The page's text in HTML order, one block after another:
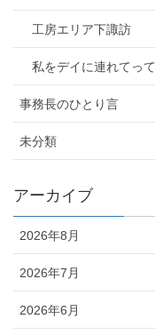
工房エリア下諏訪
私をデイに連れてって
事務長のひとり言
未分類
アーカイブ
2026年8月
2026年7月
2026年6月